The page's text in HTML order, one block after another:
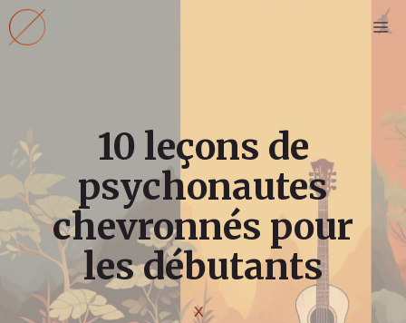
Aller
au
10 leçons de
psychonautes
chevronnés pour
les débutants
X